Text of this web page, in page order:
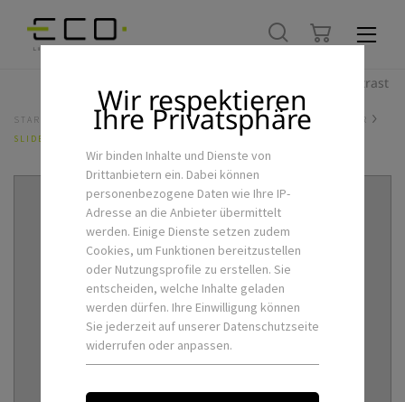
Hoher Kontrast
STARTSEITE LED-SCHIENENSYSTEME
3PH-SCHIENENSTRAHLER
SLIDER-LINEAR-40
Wir respektieren
Ihre Privatsphäre
Wir binden Inhalte und Dienste von
Drittanbietern ein. Dabei können
personenbezogene Daten wie Ihre IP-
Adresse an die Anbieter übermittelt
werden. Einige Dienste setzen zudem
Cookies, um Funktionen bereitzustellen
oder Nutzungsprofile zu erstellen. Sie
entscheiden, welche Inhalte geladen
werden dürfen. Ihre Einwilligung können
Sie jederzeit auf unserer Datenschutzseite
widerrufen oder anpassen.